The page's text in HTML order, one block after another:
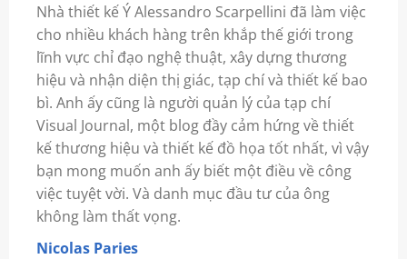
Nhà thiết kế Ý Alessandro Scarpellini đã làm việc
cho nhiều khách hàng trên khắp thế giới trong
lĩnh vực chỉ đạo nghệ thuật, xây dựng thương
hiệu và nhận diện thị giác, tạp chí và thiết kế bao
bì. Anh ấy cũng là người quản lý của tạp chí
Visual Journal, một blog đầy cảm hứng về thiết
kế thương hiệu và thiết kế đồ họa tốt nhất, vì vậy
bạn mong muốn anh ấy biết một điều về công
việc tuyệt vời. Và danh mục đầu tư của ông
không làm thất vọng.
Nicolas Paries